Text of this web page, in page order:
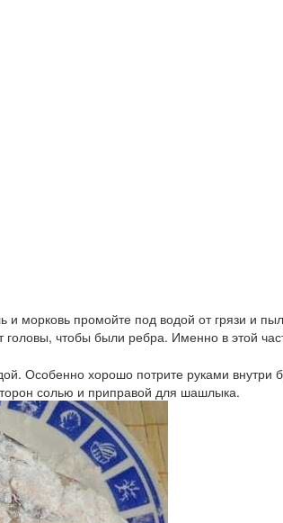
и морковь промойте под водой от грязи и
чтобы были ребра. Именно в этой
Особенно хорошо потрите руками
солью и приправой для шашлыка.